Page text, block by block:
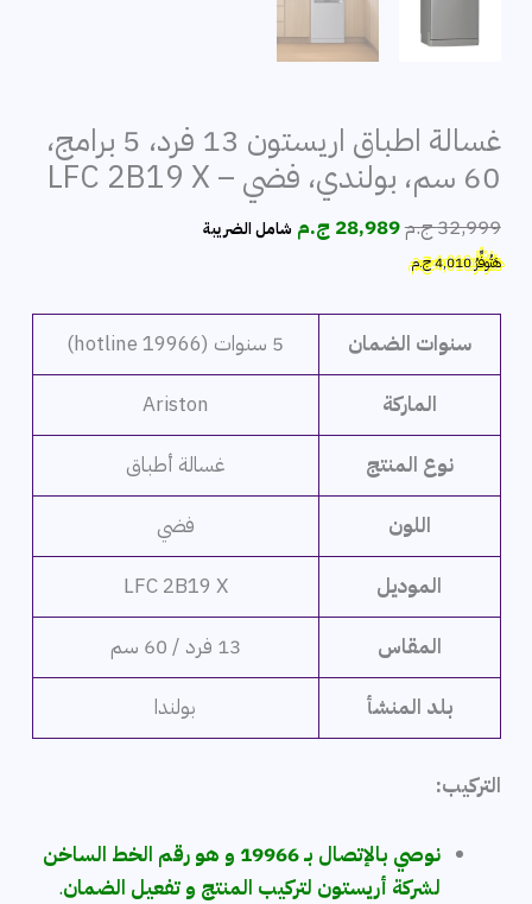
غسالة اطباق اريستون 13 فرد، 5 برامج،
60 سم، بولندي، فضي – LFC 2B19 X
32,999ج.مالسعر
28,989 ج.م السعر
شامل الضريبة
هَتُوفِّرُ4,010ج.م
سنوات الضمان 5 سنوات (hotline 19966)
الماركة Ariston
نوع المنتج غسالة أطباق
اللون فضي
الموديل LFC 2B19 X
المقاس 13 فرد / 60 سم
بلد المنشأ بولندا
التركيب:
نوصي بالإتصال بـ 19966 و هو رقم الخط الساخن
لشركة أريستون لتركيب المنتج و تفعيل الضمان.